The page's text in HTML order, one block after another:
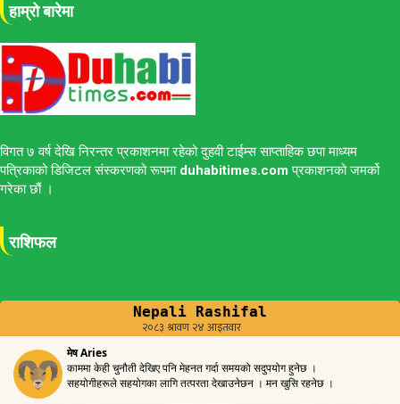
हाम्रो बारेमा
विगत ७ वर्ष देखि निरन्तर प्रकाशनमा रहेको दुहवी टाईम्स साप्ताहिक छपा माध्यम
पत्रिकाको डिजिटल संस्करणको रूपमा duhabitimes.comप्रकाशनको जमर्को
गरेका छौं ।
राशिफल